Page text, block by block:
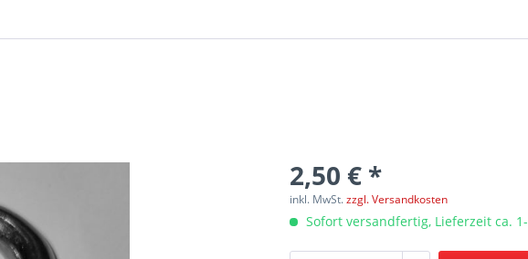
2,50 € *
inkl. MwSt.zzgl. Versandkosten
Sofort versandfertig, Lieferzeit ca.